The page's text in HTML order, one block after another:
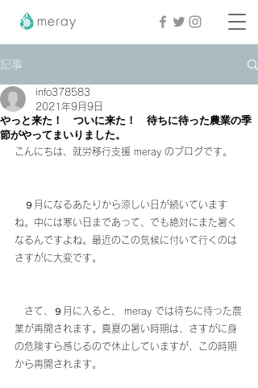
記事
やっと来た！ ついに来た！ 待ちに待った農業の季
節がやってまいりました。
info378583
2021年9月9日
こんにちは、就労移行支援 meray のブログです。
９月になるあたりから涼しい日が続いています
ね。中には寒い日まであって、でも絶対にまた暑く
なるんですよね。最近のこの気候に付いて行くのは
さすがに大変です。
さて、９月に入ると、 meray では待ちに待った農
業が再開されます。真夏の暑い時期は、さすがに身
の危険すら感じるので休止していますが、この時期
から再開されます。